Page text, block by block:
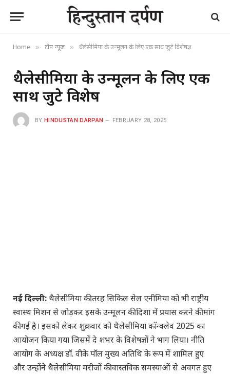
Home » टॉप न्यूज » थैलेसीमिया के उन्मूलन के लिए एक साथ जुटे विशेषज्ञ
थैलेसीमिया के उन्मूलन के लिए एक
साथ जुटे विशेषज्ञ
BY HINDUSTAN DARPAN FEBRUARY 28, 2025
नई दिल्ली: थैलेसीमिया की तरह सिकिल सेल एनीमिया को भी राष्ट्रीय
स्वास्थ मिशन से जोड़कर इसके उन्मूलन की दिशा में प्रयास करने की मांग
की गई है। इसको लेकर शुक्रवार को थैलेसीमिया कॉन्क्लेव 2025 का
आयोजन किया गया जिसमें दे शभर के विशेषज्ञों ने भाग लिया। नीति
आयोग के अध्यक्ष डॉ. वीके पॉल मुख्य अतिथि के रूप में शामिल हुए
और उन्होंने थैलेसीमिया मरीजों की वास्तविक समस्याओं से अवगत हुए